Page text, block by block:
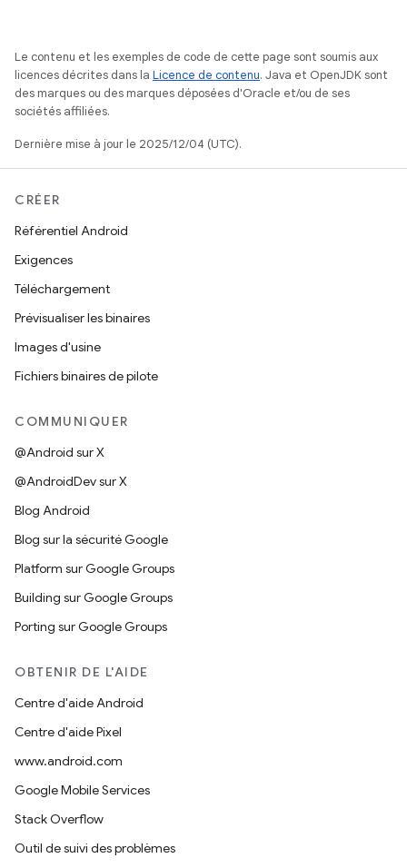
Le contenu et les exemples de code de cette page sont soumis aux
licences décrites dans la Licence de contenu. Java et OpenJDK sont
des marques ou des marques déposées d'Oracle et/ou de ses
sociétés affiliées.
Dernière mise à jour le 2025/12/04 (UTC).
CRÉER
Référentiel Android
Exigences
Téléchargement
Prévisualiser les binaires
Images d'usine
Fichiers binaires de pilote
COMMUNIQUER
@Android sur X
@AndroidDev sur X
Blog Android
Blog sur la sécurité Google
Platform sur Google Groups
Building sur Google Groups
Porting sur Google Groups
OBTENIR DE L'AIDE
Centre d'aide Android
Centre d'aide Pixel
www.android.com
Google Mobile Services
Stack Overflow
Outil de suivi des problèmes